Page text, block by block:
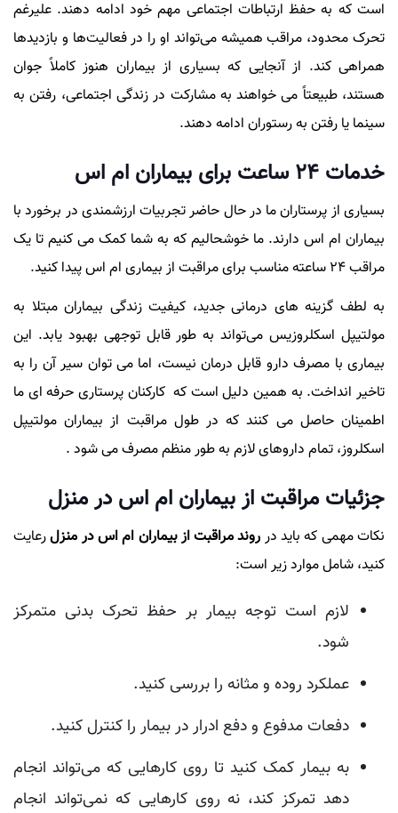
است که به حفظ ارتباطات اجتماعی مهم خود ادامه دهند. علیرغم
تحرک محدود، مراقب همیشه می‌تواند او را در فعالیت‌ها و بازدیدها
همراهی کند. از آنجایی که بسیاری از بیماران هنوز کاملاً جوان
هستند، طبیعتاً می خواهند به مشارکت در زندگی اجتماعی، رفتن به
سینما یا رفتن به رستوران ادامه دهند.
خدمات 24 ساعت برای بیماران ام اس
بسیاری از پرستاران ما در حال حاضر تجربیات ارزشمندی در برخورد با
بیماران ام اس دارند. ما خوشحالیم که به شما کمک می کنیم تا یک
مراقب 24 ساعته مناسب برای مراقبت از بیماری ام اس پیدا کنید.
به لطف گزینه های درمانی جدید، کیفیت زندگی بیماران مبتلا به
مولتیپل اسکلروزیس می‌تواند به طور قابل توجهی بهبود یابد. این
بیماری با مصرف دارو قابل درمان نیست، اما می توان سیر آن را به
تاخیر انداخت. به همین دلیل است که کارکنان پرستاری حرفه ای ما
اطمینان حاصل می کنند که در طول مراقبت از بیماران مولتیپل
اسکلروز، تمام داروهای لازم به طور منظم مصرف می شود .
جزئیات مراقبت از بیماران ام اس در منزل
نکات مهمی که باید در روند مراقبت از بیماران ام اس در منزلرعایت
کنید، شامل موارد زیر است:
لازم است توجه بیمار بر حفظ تحرک بدنی متمرکز
شود.
عملکرد روده و مثانه را بررسی کنید.
دفعات مدفوع و دفع ادرار در بیمار را کنترل کنید.
به بیمار کمک کنید تا روی کارهایی که می‌تواند انجام
دهد تمرکز کند، نه روی کارهایی که نمی‌تواند انجام